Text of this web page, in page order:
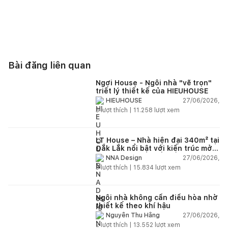
Bài đăng liên quan
Ngơi House - Ngôi nhà "vẽ trọn"
triết lý thiết kế của HIEUHOUSE
HIEUHOUSE
27/06/2026,
3lượt thích | 11.258 lượt xem
LT House – Nhà hiện đại 340m² tại
Đắk Lắk nổi bật với kiến trúc mở
và hệ sân vườn kết nối thiên
nhiên
NNA Design
27/06/2026,
3lượt thích | 15.834 lượt xem
Ngôi nhà không cần điều hòa nhờ
thiết kế theo khí hậu
Nguyễn Thu Hằng
27/06/2026,
2lượt thích | 13.552 lượt xem